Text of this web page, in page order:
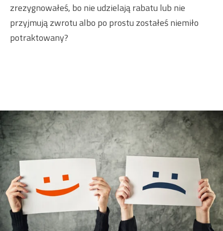
zrezygnowałeś, bo nie udzielają rabatu lub nie
przyjmują zwrotu albo po prostu zostałeś niemiło
potraktowany?